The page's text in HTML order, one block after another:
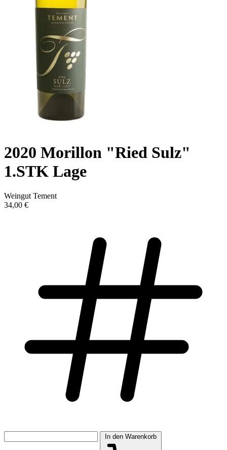
2020 Morillon "Ried Sulz"
1.STK Lage
Weingut Tement
34,00 €
In den Warenkorb